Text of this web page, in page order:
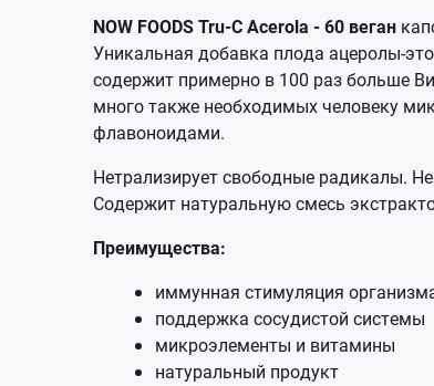
NOW FOODS Tru-C Acerola - 60 веган
Уникальная добавка плода ацеролы-
содержит примерно в 100 раз больше
много также необходимых человеку
флавоноидами.
Нетрализирует свободные радикалы.
Содержит натуральную смесь
Преимущества:
иммунная стимуляция
поддержка сосудистой системы
микроэлементы и витамины
натуральный продукт